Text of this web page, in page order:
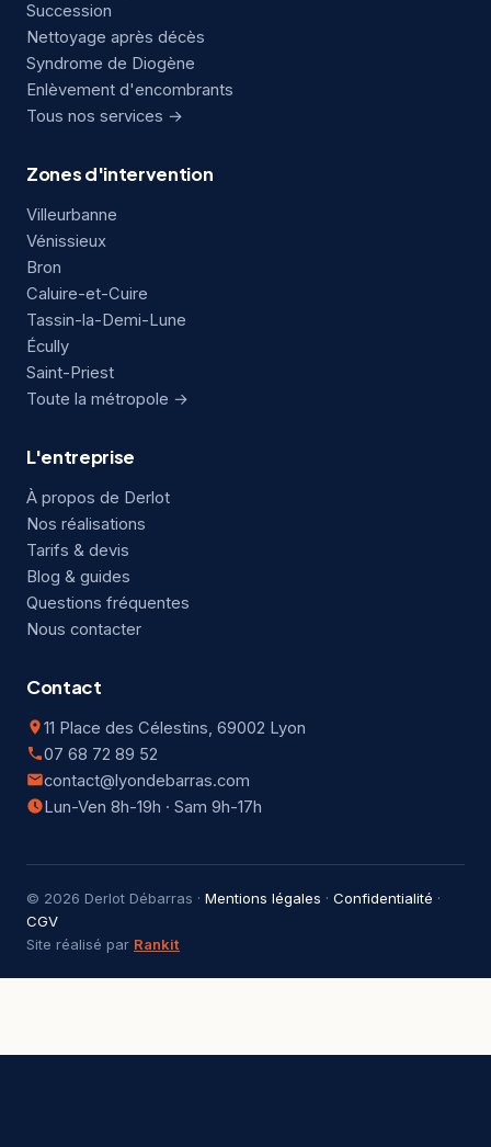
Succession
Nettoyage après décès
Syndrome de Diogène
Enlèvement d'encombrants
Tous nos services →
Zones d'intervention
Villeurbanne
Vénissieux
Bron
Caluire-et-Cuire
Tassin-la-Demi-Lune
Écully
Saint-Priest
Toute la métropole →
L'entreprise
À propos de Derlot
Nos réalisations
Tarifs & devis
Blog & guides
Questions fréquentes
Nous contacter
Contact
11 Place des Célestins, 69002 Lyon
07 68 72 89 52
contact@lyondebarras.com
Lun-Ven 8h-19h · Sam 9h-17h
© 2026 Derlot Débarras · Mentions légales · Confidentialité ·
CGV
Site réalisé par Rankit